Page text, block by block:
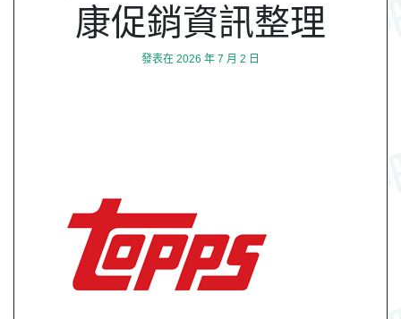
康促銷資訊整理
發表在 2026 年 7 月 2 日